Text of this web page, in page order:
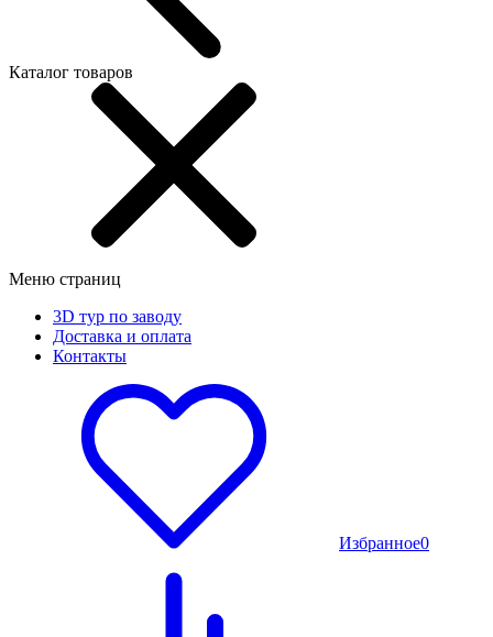
Каталог товаров
Меню страниц
3D тур по заводу
Доставка и оплата
Контакты
Избранное0